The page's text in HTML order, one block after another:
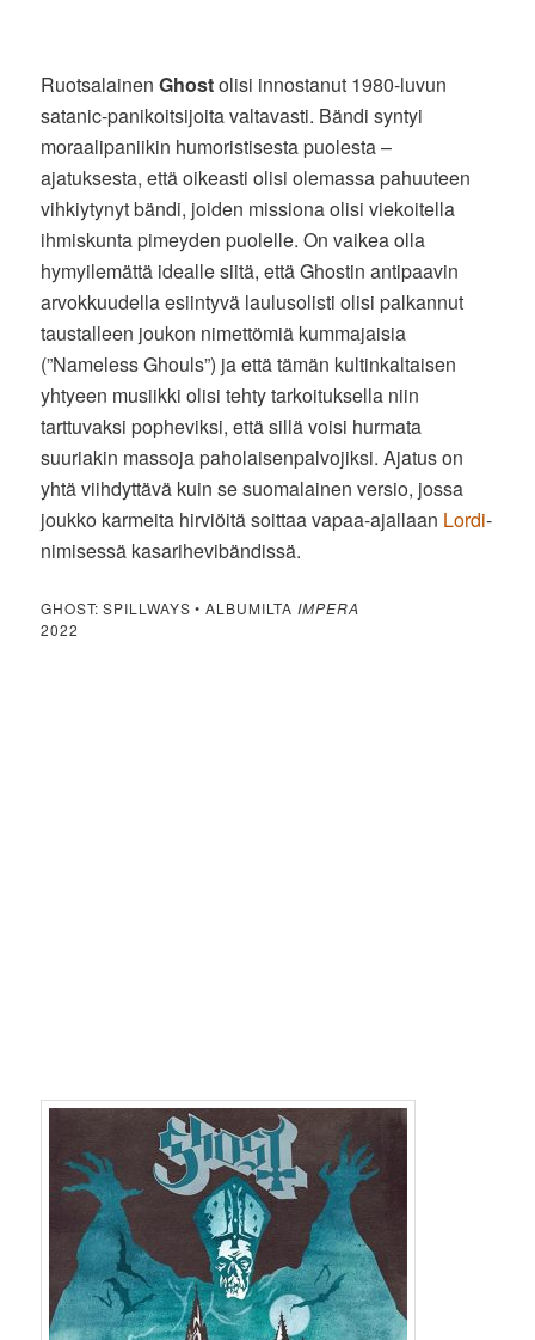
RuotsalainenGhostolisi innostanut 1980-luvun
satanic-panikoitsijoita valtavasti. Bändi syntyi
moraalipaniikin humoristisesta puolesta –
ajatuksesta, että oikeasti olisi olemassa pahuuteen
vihkiytynyt bändi, joiden missiona olisi viekoitella
ihmiskunta pimeyden puolelle. On vaikea olla
hymyilemättä idealle siitä, että Ghostin antipaavin
arvokkuudella esiintyvä laulusolisti olisi palkannut
taustalleen joukon nimettömiä kummajaisia
(”Nameless Ghouls”) ja että tämän kultinkaltaisen
yhtyeen musiikki olisi tehty tarkoituksella niin
tarttuvaksi popheviksi, että sillä voisi hurmata
suuriakin massoja paholaisenpalvojiksi. Ajatus on
yhtä viihdyttävä kuin se suomalainen versio, jossa
joukko karmeita hirviöitä soittaa vapaa-ajallaan Lordi-
nimisessä kasarihevibändissä.
GHOST: SPILLWAYS • ALBUMILTA IMPERA
2022